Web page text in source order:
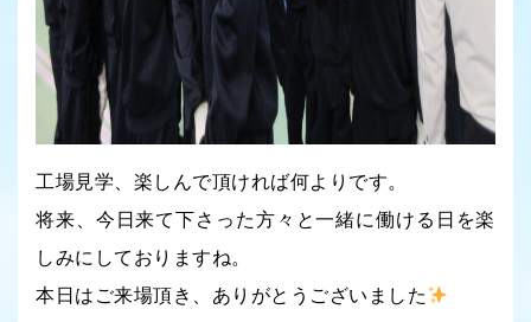
工場見学、楽しんで頂ければ何よりです。
将来、今日来て下さった方々と一緒に働ける日を楽
しみにしておりますね。
本日はご来場頂き、ありがとうございました